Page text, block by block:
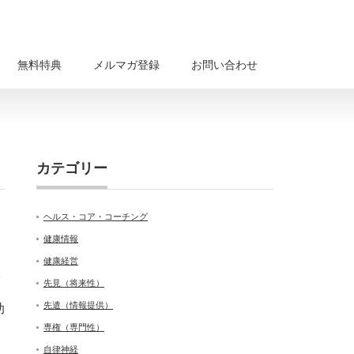
無料特典 メルマガ登録 お問い合わせ
カテゴリー
ヘルス・コア・コーチング
健康情報
健康経営
先見（将来性）
先遣（情報提供）
専権（専門性）
自律神経